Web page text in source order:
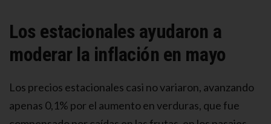
Los estacionales ayudaron a
moderar la inflación en mayo
Los precios estacionales casi no variaron, avanzando
apenas 0,1% por el aumento en verduras, que fue